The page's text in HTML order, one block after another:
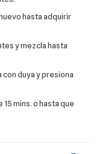
hasta adquirir
y mezcla hasta
con duya y presiona
15 mins. o hasta que